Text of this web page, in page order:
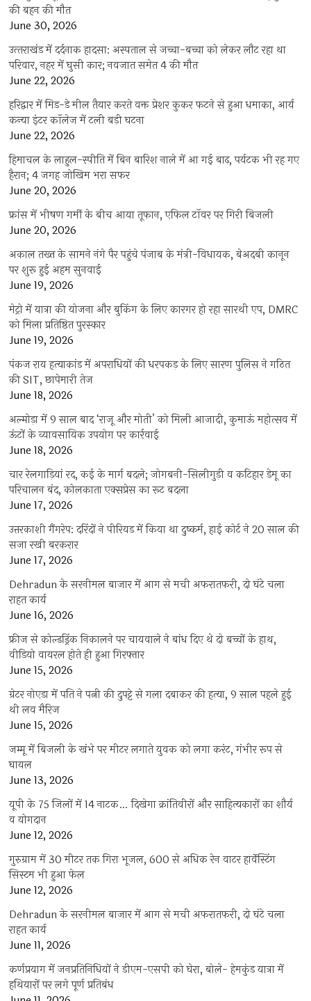
की बहन की मौत
June 30, 2026
उत्‍तराखंड में दर्दनाक हादसा: अस्पताल से जच्चा-बच्चा को लेकर लौट रहा था
परिवार, नहर में घुसी कार; नवजात समेत 4 की मौत
June 22, 2026
हरिद्वार में मिड-डे मील तैयार करते वक्त प्रेशर कुकर फटने से हुआ धमाका, आर्य
कन्या इंटर कॉलेज में टली बड़ी घटना
June 22, 2026
हिमाचल के लाहुल-स्पीति में बिन बारिश नाले में आ गई बाढ़, पर्यटक भी रह गए
हैरान; 4 जगह जोखिम भरा सफर
June 20, 2026
फ्रांस में भीषण गर्मी के बीच आया तूफान, एफिल टॉवर पर गिरी बिजली
June 20, 2026
अकाल तख्त के सामने नंगे पैर पहुंचे पंजाब के मंत्री-विधायक, बेअदबी कानून
पर शुरू हुई अहम सुनवाई
June 19, 2026
मेट्रो में यात्रा की योजना और बुकिंग के लिए कारगर हो रहा सारथी एप, DMRC
को मिला प्रतिष्ठित पुरस्कार
June 19, 2026
पंकज राय हत्याकांड में अपराधियों की धरपकड़ के लिए सारण पुलिस ने गठित
की SIT, छापेमारी तेज
June 18, 2026
अल्मोड़ा में 9 साल बाद ‘राजू और मोती’ को मिली आजादी, कुमाऊं महोत्सव में
ऊंटों के व्यावसायिक उपयोग पर कार्रवाई
June 18, 2026
चार रेलगाड़ियां रद, कई के मार्ग बदले; जोगबनी-सिलीगुड़ी व कटिहार डेमू का
परिचालन बंद, कोलकाता एक्सप्रेस का रूट बदला
June 17, 2026
उत्तरकाशी गैंगरेप: दरिंदों ने पीरियड में किया था दुष्कर्म, हाई कोर्ट ने 20 साल की
सजा रखी बरकरार
June 17, 2026
Dehradun के सरनीमल बाजार में आग से मची अफरातफरी, दो घंटे चला
राहत कार्य
June 16, 2026
फ्रीज से कोल्डड्रिंक निकालने पर चायवाले ने बांध दिए थे दो बच्चों के हाथ,
वीडियो वायरल होते ही हुआ गिरफ्तार
June 15, 2026
ग्रेटर नोएडा में पति ने पत्नी की दुपट्टे से गला दबाकर की हत्या, 9 साल पहले हुई
थी लव मैरिज
June 15, 2026
जम्मू में बिजली के खंभे पर मीटर लगाते युवक को लगा करंट, गंभीर रूप से
घायल
June 13, 2026
यूपी के 75 जिलों में 14 नाटक… दिखेगा क्रांतिवीरों और साहित्यकारों का शौर्य
व योगदान
June 12, 2026
गुरुग्राम में 30 मीटर तक गिरा भूजल, 600 से अधिक रेन वाटर हार्वेस्टिंग
सिस्टम भी हुआ फेल
June 12, 2026
Dehradun के सरनीमल बाजार में आग से मची अफरातफरी, दो घंटे चला
राहत कार्य
June 11, 2026
कर्णप्रयाग में जनप्रतिनिधियों ने डीएम-एसपी को घेरा, बोले- हेमकुंड यात्रा में
हथियारों पर लगे पूर्ण प्रतिबंध